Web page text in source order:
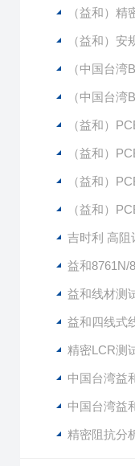
（益和）精密耐
（益和）安规测
（中国台湾BK）三路独
（中国台湾BK系列）精密
（益和）PCB
（益和）PCB电
（益和）PCB多
（益和）PCB多
吉时利 高阻
益和8761N/
益和线材测试
益和四线式
精密LCR测
中国台湾益
中国台湾益
精密阻抗分